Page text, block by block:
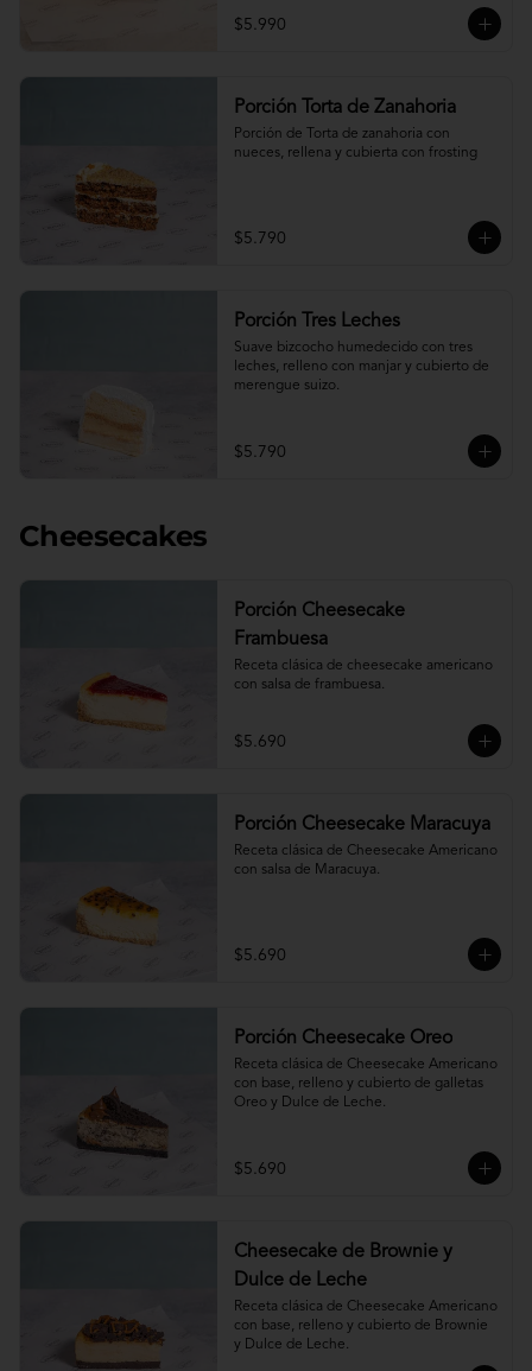
$5.990
Porción Torta de Zanahoria
Porción de Torta de zanahoria con
nueces, rellena y cubierta con frosting
$5.790
Porción Tres Leches
Suave bizcocho humedecido con tres
leches, relleno con manjar y cubierto de
merengue suizo.
$5.790
Cheesecakes
Porción Cheesecake
Frambuesa
Receta clásica de cheesecake americano
con salsa de frambuesa.
$5.690
Porción Cheesecake Maracuya
Receta clásica de Cheesecake Americano
con salsa de Maracuya.
$5.690
Porción Cheesecake Oreo
Receta clásica de Cheesecake Americano
con base, relleno y cubierto de galletas
Oreo y Dulce de Leche.
$5.690
Cheesecake de Brownie y
Dulce de Leche
Receta clásica de Cheesecake Americano
con base, relleno y cubierto de Brownie
y Dulce de Leche.